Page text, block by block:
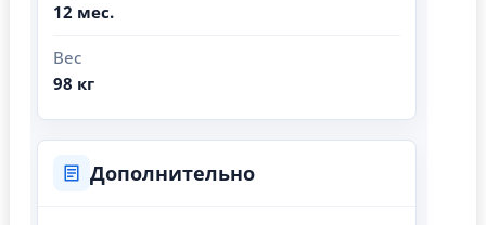
12 мес.
Вес
98 кг
Дополнительно